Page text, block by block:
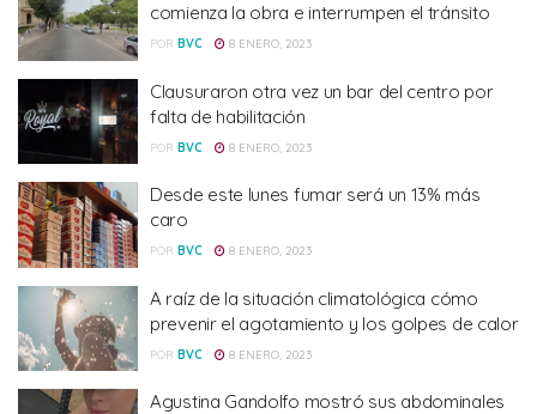
comienza la obra e interrumpen el tránsito
POR BVC 8 ENERO, 2023
Clausuraron otra vez un bar del centro por
falta de habilitación
POR BVC 8 ENERO, 2023
Desde este lunes fumar será un 13% más
caro
POR BVC 8 ENERO, 2023
A raíz de la situación climatológica cómo
prevenir el agotamiento y los golpes de calor
POR BVC 8 ENERO, 2023
Agustina Gandolfo mostró sus abdominales